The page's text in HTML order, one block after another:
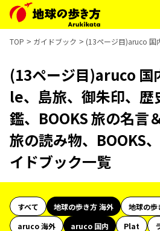
TOP ガイドブック (13ページ目)aruco 国
(13ページ目)aruco
le、島旅、御朱印、歴
鑑、BOOKS 旅の名言
旅の読み物、BOOKS
イドブック一覧
すべて 地球の歩き方 海外
地球の歩
aruco 海外
aruco 国内 Plat